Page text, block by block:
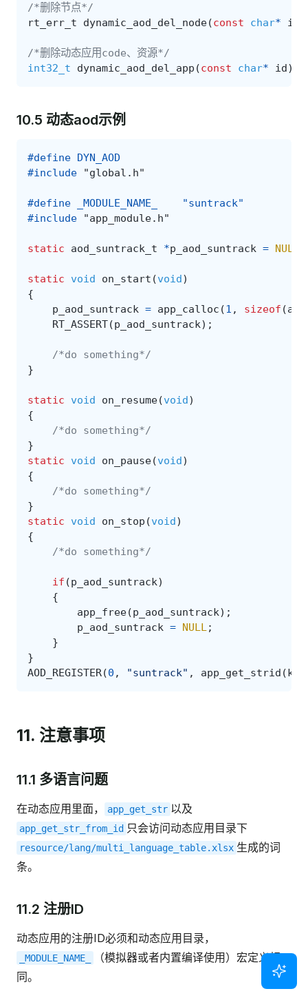
/*删除节点*/
rt_err_t
dynamic_aod_del_node(const char* id
/*删除动态应用code、资源*/
int32_t
dynamic_aod_del_app (const char* id);
10.5 动态aod示例
#define DYN_AOD
#include
"global.h"
#define _MODULE_NAME_    "suntrack"
#include
"app_module.h"
static aod_suntrack_t *p_aod_suntrack = NULL
static void on_start (void)
{
p_aod_suntrack = app_calloc (1 , sizeof (
RT_ASSERT(p_aod_suntrack);
/*do something*/
}
static void on_resume(void)
{
/*do something*/
}
static
void on_pause(void)
{
/*do something*/
}
static
void on_stop (void)
{
/*do something*/
if (p_aod_suntrack)
{
app_free(p_aod_suntrack);
p_aod_suntrack = NULL ;
}
}
AOD_REGISTER(0 , "suntrack" , app_get_strid (
11. 注意事项
11.1 多语言问题
在动态应用里面， app_get_str 以及
app_get_str_from_id 只会访问动态应用目录下
resource/lang/multi_language_table.xlsx 生成的词
条。
11.2 注册ID
动态应用的注册ID必须和动态应用目录，
_MODULE_NAME_
（模拟器或者内置编译使用）宏定义相
同。